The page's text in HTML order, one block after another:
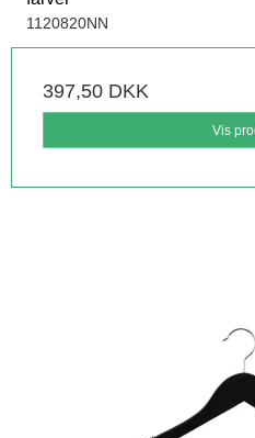
1120820NN
397,50 DKK
Vis